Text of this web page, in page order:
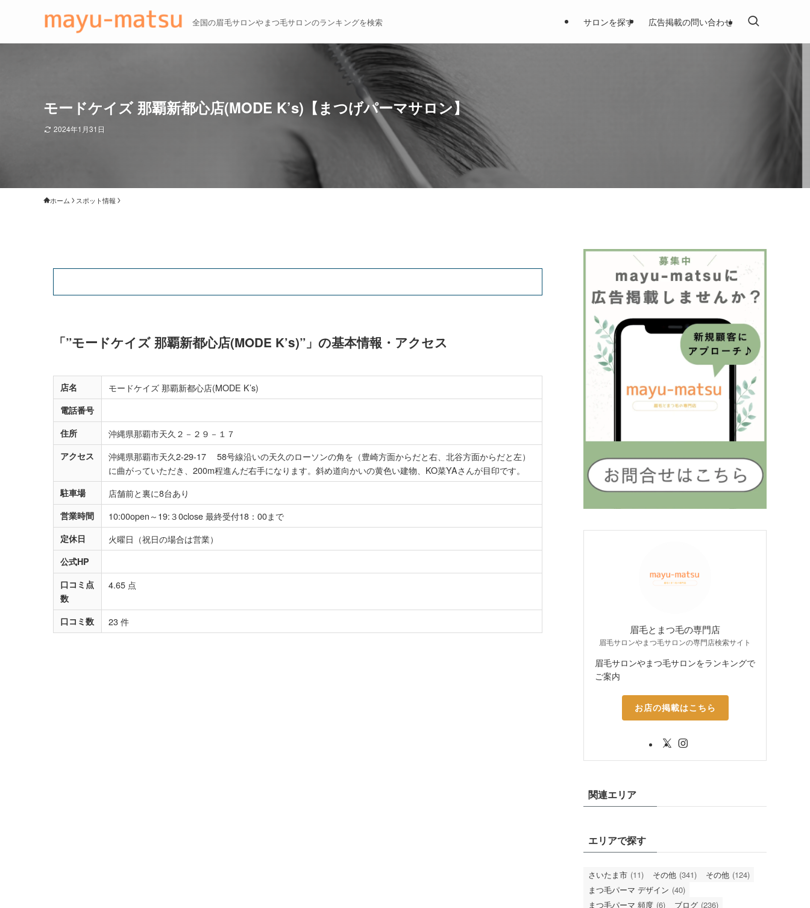
全国の眉毛サロンやまつ毛サロンのランキングを検索 サロンを探す 広告掲載の問い合わせ
モードケイズ 那覇新都心店(MODE K’s)【まつげパーマサロン】
2024年1月31日
ホーム スポット情報
「”モードケイズ 那覇新都心店(MODE K’s)”」の基本情報・アクセス
店名 モードケイズ 那覇新都心店(MODE K’s)
電話番号
住所
沖縄県那覇市天久２－２９－１７
アクセス
沖縄県那覇市天久2-29-17 58号線沿いの天久のローソンの角を（豊崎方面からだと右、北谷方面からだと左）
に曲がっていただき、200m程進んだ右手になります。斜め道向かいの黄色い建物、KO菜YAさんが目印です。
駐車場 店舗前と裏に8台あり
営業時間 10:00open～19:３0close 最終受付18：00まで
定休日 火曜日（祝日の場合は営業）
公式HP
口コミ点
数
4.65 点
口コミ数 23 件
眉毛とまつ毛の専門店
眉毛サロンやまつ毛サロンの専門店検索サイト
眉毛サロンやまつ毛サロンをランキングで
ご案内
お店の掲載はこちら
関連エリア
エリアで探す
さいたま市 (11) その他 (341) その他 (124)
まつ毛パーマ デザイン (40)
まつ毛パーマ 頻度 (6) ブログ (236)